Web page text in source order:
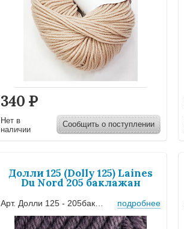
340 Р
Нет в
наличии
Сообщить о поступлении
Долли 125 (Dolly 125) Laines
Du Nord 205 баклажан
подробнее